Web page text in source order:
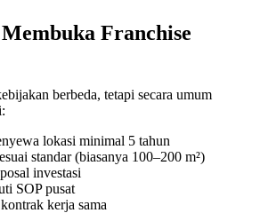
Franchise
berbeda, tetapi secara umum
lokasi minimal 5 tahun
standar (biasanya 100–200 m²)
investasi
SOP pusat
kerja sama